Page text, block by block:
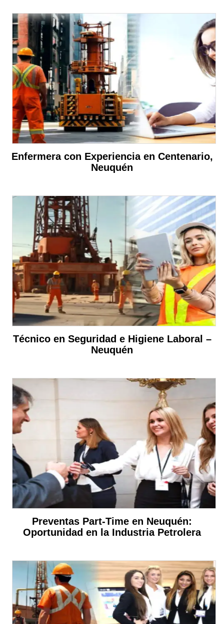
Enfermera con Experiencia en Centenario,
Neuquén
Técnico en Seguridad e Higiene Laboral –
Neuquén
Preventas Part-Time en Neuquén:
Oportunidad en la Industria Petrolera